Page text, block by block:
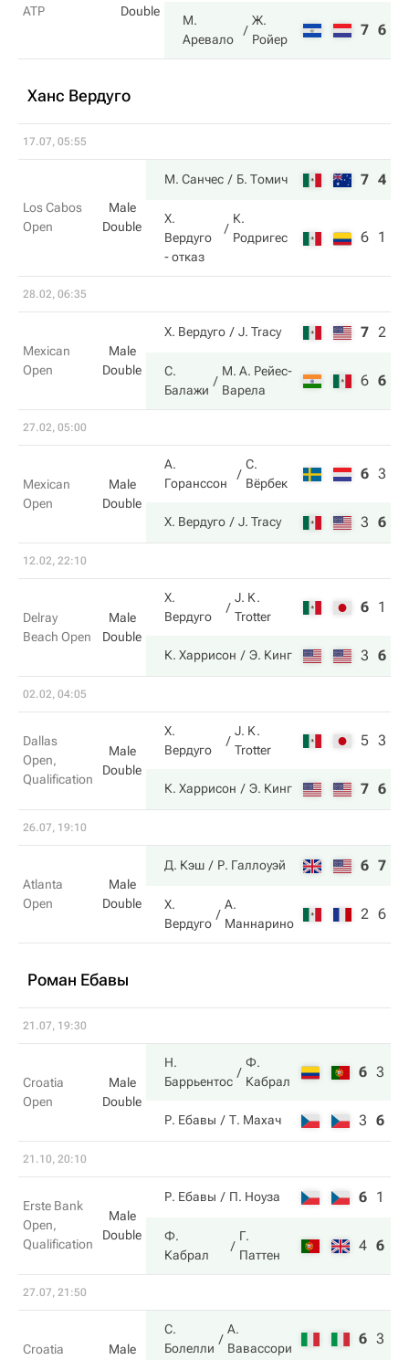
ATP
Double
М.
Аревало
Ж.
Ройер
7 6
Ханс Вердуго
17.07, 05:55
Los Cabos
Open
Male
Double
М. Санчес Б. Томич 7 4
Х.
Вердуго
К.
Родригес
- отказ
6 1
28.02, 06:35
Mexican
Open
Male
Double
Х. Вердуго J. Tracy 7 2
С.
Балажи
М. А. Рейес-
Варела
6 6
27.02, 05:00
Mexican
Open
Male
Double
А.
Горанссон
С.
Вёрбек
6 3
Х. Вердуго J. Tracy 3 6
12.02, 22:10
Delray
Beach Open
Male
Double
Х.
Вердуго
J. K.
Trotter
6 1
К. Харрисон Э. Кинг 3 6
02.02, 04:05
Dallas
Open,
Qualification
Male
Double
Х.
Вердуго
J. K.
Trotter
5 3
К. Харрисон Э. Кинг 7 6
26.07, 19:10
Atlanta
Open
Male
Double
Д. Кэш Р. Галлоуэй 6 7
Х.
Вердуго
А.
Маннарино
2 6
Роман Ебавы
21.07, 19:30
Croatia
Open
Male
Double
Н.
Баррьентос
Ф.
Кабрал
6 3
Р. Ебавы Т. Махач 3 6
21.10, 20:10
Erste Bank
Open,
Qualification
Male
Double
Р. Ебавы П. Ноуза 6 1
Ф.
Кабрал
Г.
Паттен
4 6
27.07, 21:50
Croatia Male
С.
Болелли
А.
Вавассори
6 3